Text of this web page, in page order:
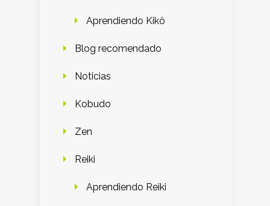
Aprendiendo Kikô
Blog recomendado
Noticias
Kobudo
Zen
Reiki
Aprendiendo Reiki